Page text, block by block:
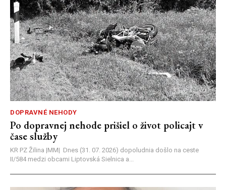
DOPRAVNÉ NEHODY
Po dopravnej nehode prišiel o život policajt v
čase služby
KR PZ Žilina |MM| Dnes (31. 07. 2026) dopoludnia došlo na ceste
II/584 medzi obcami Liptovská Sielnica a...